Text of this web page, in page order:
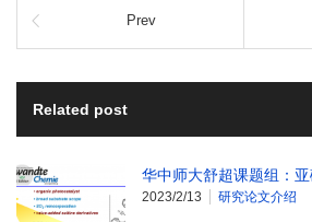
Prev
Related post
华中师大舒超课题组：
2023/2/13 研究论文介绍